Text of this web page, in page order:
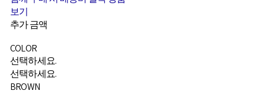
보기
추가 금액
COLOR
선택하세요.
선택하세요.
BROWN